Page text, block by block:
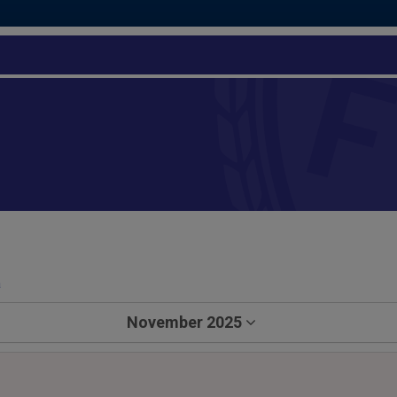
November 2025